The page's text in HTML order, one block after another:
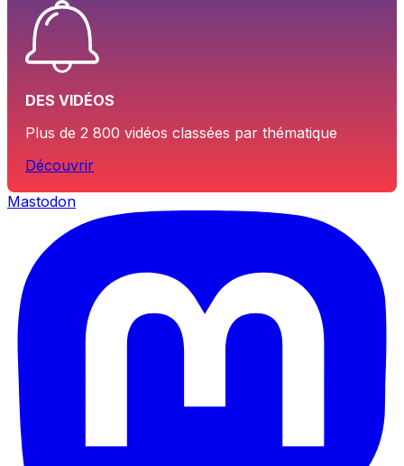
DES VIDÉOS
Plus de 2 800 vidéos classées par thématique
Découvrir
Mastodon